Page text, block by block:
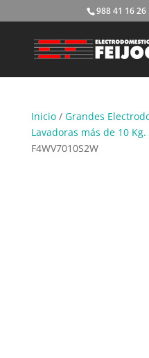
988 41 16 26
Inicio/ Grandes
Lavadoras más de 10 Kg.
F4WV7010S2W